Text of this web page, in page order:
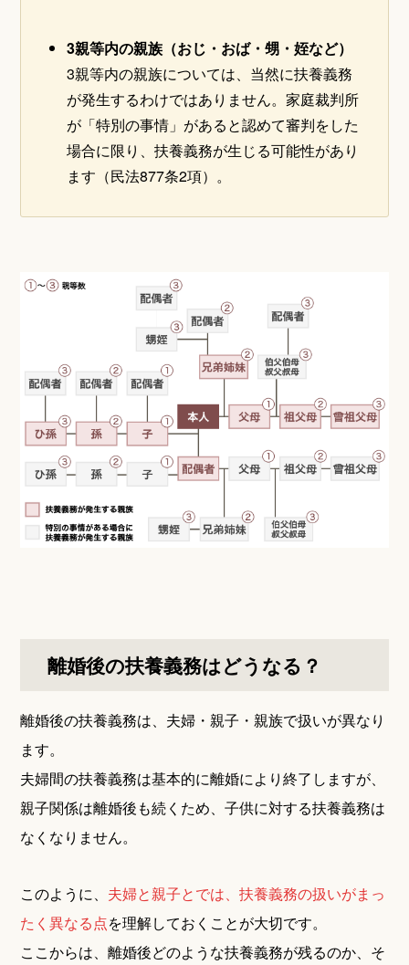
3親等内の親族（おじ・おば・甥・姪など）
3親等内の親族については、当然に扶養義務
が発生するわけではありません。家庭裁判所
が「特別の事情」があると認めて審判をした
場合に限り、扶養義務が生じる可能性があり
ます（民法877条2項）。
離婚後の扶養義務はどうなる？
離婚後の扶養義務は、夫婦・親子・親族で扱いが異なり
ます。
夫婦間の扶養義務は基本的に離婚により終了しますが、
親子関係は離婚後も続くため、子供に対する扶養義務は
なくなりません。
このように、 夫婦と親子とでは、扶養義務の扱いがまっ
たく異なる点を理解しておくことが大切です。
ここからは、離婚後どのような扶養義務が残るのか、そ